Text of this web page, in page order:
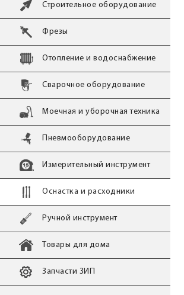
Строительное оборудование
Фрезы
Отопление и водоснабжение
Сварочное оборудование
Моечная и уборочная техника
Пневмооборудование
Измерительный инструмент
Оснастка и расходники
Ручной инструмент
Товары для дома
Запчасти ЗИП